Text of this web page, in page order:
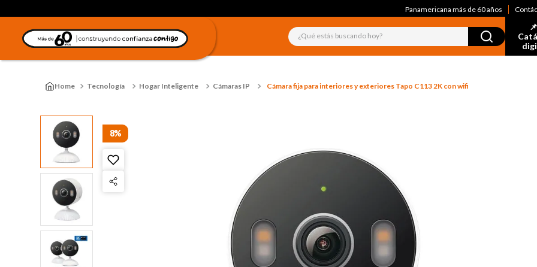
Panamericana más de 60 años
¿Qué estás buscando hoy?
Tecnología Hogar Inteligente Cámaras IP Cámara fija para interiores y exteriores Tapo C113 2K con wifi
8%